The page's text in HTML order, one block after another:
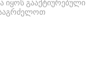
იყოს გააქტიურებული